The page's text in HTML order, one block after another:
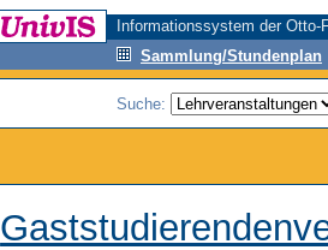
Informationssystem der
Sammlung/Stundenplan
Suche: